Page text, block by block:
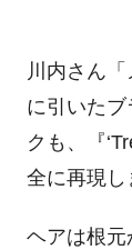
川内さん
に引いた
クも、『
全に再現し
ヘアは根